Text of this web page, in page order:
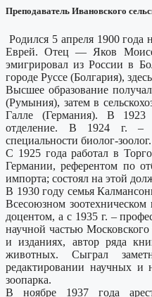
Преподаватель Ивановского
Родился 5 апреля 1900 года
Еврей. Отец — Яков
эмигрировал из России в
городе Руссе (Болгария),
Высшее образование
(Румыния), затем в
Галле (Германия). В 1923
отделение. В 1924 г. –
специальности биолог-зоолог.
С 1925 года работал в
Германии, референтом по
импорта; состоял на этой
В 1930 году семья
Всесоюзном зоотехническом
доцентом, а с 1935 г. –
научной частью
и изданиях, автор ряда
животных. Сыграл
редактировании научных и
зоопарка.
В ноябре 1937 года